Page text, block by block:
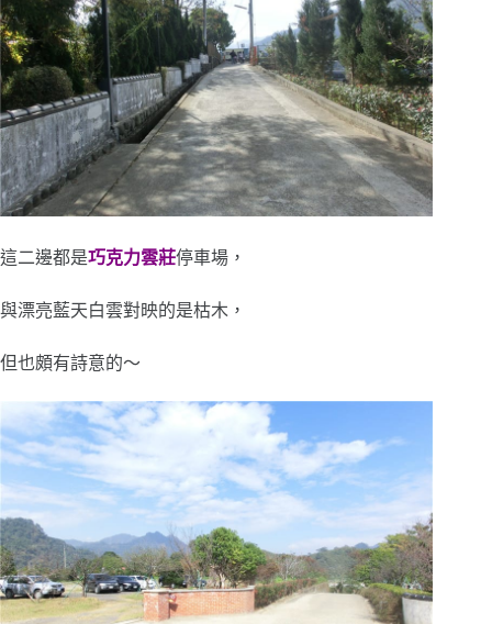
這二邊都是巧克力雲莊停車場，
與漂亮藍天白雲對映的是枯木，
但也頗有詩意的～